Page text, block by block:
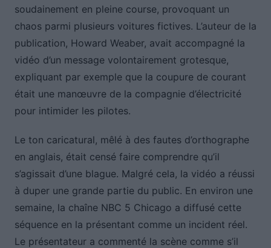
soudainement en pleine course, provoquant un
chaos parmi plusieurs voitures fictives. L’auteur de la
publication, Howard Weaber, avait accompagné la
vidéo d’un message volontairement grotesque,
expliquant par exemple que la coupure de courant
était une manœuvre de la compagnie d’électricité
pour intimider les pilotes.
Le ton caricatural, mêlé à des fautes d’orthographe
en anglais, était censé faire comprendre qu’il
s’agissait d’une blague. Malgré cela, la vidéo a réussi
à duper une grande partie du public. En environ une
semaine, la chaîne NBC 5 Chicago a diffusé cette
séquence en la présentant comme un incident réel.
Le présentateur a commenté la scène comme s’il